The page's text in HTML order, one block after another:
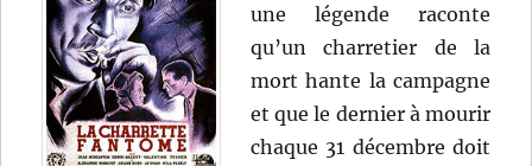
une légende raconte
qu’un charretier de la
mort hante la campagne
et que le dernier à mourir
chaque 31 décembre doit